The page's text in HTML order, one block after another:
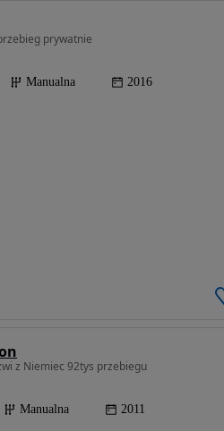
prywatnie
Manualna 2016
z Niemiec 92tys przebiegu
Manualna 2011